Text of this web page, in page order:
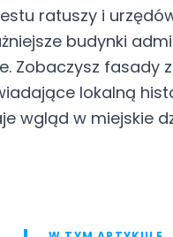
ratuszy i
budynki
Zobaczysz fasady
lokalną
wgląd w miejskie